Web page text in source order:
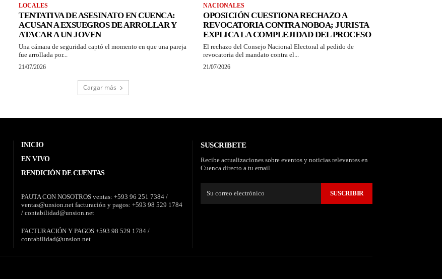
LOCALES
TENTATIVA DE ASESINATO EN CUENCA:
ACUSAN A EXSUEGROS DE ARROLLAR Y
ATACAR A UN JOVEN
Una cámara de seguridad captó el momento en que una pareja
fue arrollada por...
21/07/2026
NACIONALES
OPOSICIÓN CUESTIONA RECHAZO A
REVOCATORIA CONTRA NOBOA; JURISTA
EXPLICA LA COMPLEJIDAD DEL PROCESO
El rechazo del Consejo Nacional Electoral al pedido de
revocatoria del mandato contra el...
21/07/2026
Cargar más
INICIO
EN VIVO
RENDICIÓN DE CUENTAS
PAUTA CON NOSOTROS ventas: +593 96 251 7384 /
ventas@unsion.net facturación y pagos: +593 98 529 1784
/ contabilidad@unsion.net
FACTURACIÓN Y PAGOS +593 98 529 1784 /
contabilidad@unsion.net
SUSCRIBETE
Recibe actualizaciones sobre eventos y noticias relevantes en
Cuenca directo a tu email.
SUSCRIBIR